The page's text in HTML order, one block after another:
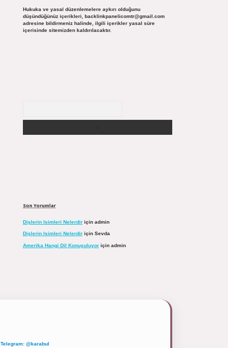
Hukuka ve yasal düzenlemelere aykırı olduğunu
düşündüğünüz içerikleri, backlinkpanelicomtr@gmail.com
adresine bildirmeniz halinde, ilgili içerikler yasal süre
içerisinde sitemizden kaldırılacaktır.
Son Yorumlar
Dişlerin Isimleri Nelerdiriçin admin
Dişlerin Isimleri Nelerdiriçin Sevda
Amerika Hangi Dil Konuşuluyoriçin admin
Telegram: @karabul